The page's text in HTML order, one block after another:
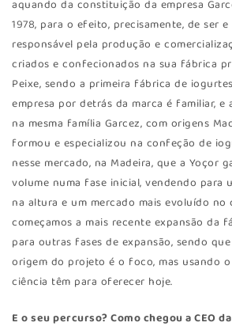
aquando da constituição da empresa
1978, para o efeito, precisamente, de ser
responsável pela produção e
criados e confecionados na sua fábrica
Peixe, sendo a primeira fábrica de
empresa por detrás da marca é familiar, e
na mesma família Garcez, com origens
formou e especializou na confeção de
nesse mercado, na Madeira, que a Yoçor
volume numa fase inicial, vendendo para
na altura e um mercado mais evoluído no
começamos a mais recente expansão da
para outras fases de expansão, sendo
origem do projeto é o foco, mas usando
ciência têm para oferecer hoje.
E o seu percurso? Como chegou a CEO